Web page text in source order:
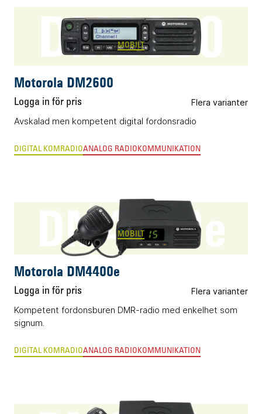
DM2600
MOBILT
Motorola DM2600
Logga in för pris Flera varianter
Avskalad men kompetent digital fordonsradio
DIGITAL KOMRADIOANALOG RADIOKOMMUNIKATION
DM4400e
MOBILT
Motorola DM4400e
Logga in för pris Flera varianter
Kompetent fordonsburen DMR-radio med enkelhet som
signum.
DIGITAL KOMRADIOANALOG RADIOKOMMUNIKATION